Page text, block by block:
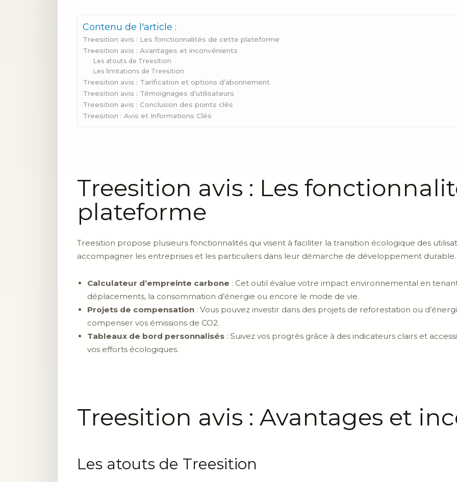
Contenu de l'article :
Treesition avis : Les fonctionnalités de cette plateforme
Treesition avis : Avantages et inconvénients
Les atouts de Treesition
Les limitations de Treesition
Treesition avis : Tarification et options d’abonnement
Treesition avis : Témoignages d’utilisateurs
Treesition avis : Conclusion des points clés
Treesition : Avis et Informations Clés
Treesition avis : Les
plateforme
Treesition propose plusieurs fonctionnalités qui visent à faciliter la transition écologique des
accompagner les entreprises et les particuliers dans leur démarche de développement durable.
Calculateur d’empreinte carbone : Cet outil évalue votre impact environnemental en
déplacements, la consommation d’énergie ou encore le mode de vie.
Projets de compensation : Vous pouvez investir dans des projets de reforestation ou
compenser vos émissions de CO2.
Tableaux de bord personnalisés : Suivez vos progrès grâce à des indicateurs clairs et
vos efforts écologiques.
Treesition avis : Avantages et
Les atouts de Treesition